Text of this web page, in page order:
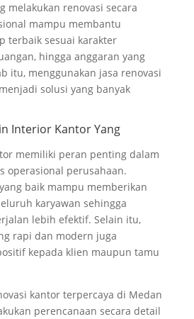
melakukan renovasi secara
mampu membantu
terbaik sesuai karakter
hingga anggaran yang
itu, menggunakan jasa renovasi
solusi yang banyak
Interior Kantor Yang
memiliki peran penting dalam
operasional perusahaan.
baik mampu memberikan
karyawan sehingga
lebih efektif. Selain itu,
rapi dan modern juga
kepada klien maupun tamu
kantor terpercaya di Medan
perencanaan secara detail